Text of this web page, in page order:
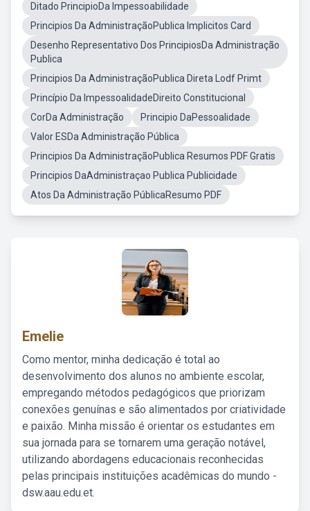
Ditado PrincipioDa Impessoabilidade
Principios Da AdministraçãoPublica Implicitos Card
Desenho Representativo Dos PrincipiosDa Administração
Publica
Principios Da AdministraçãoPublica Direta Lodf Primt
Princípio Da ImpessoalidadeDireito Constitucional
CorDa Administração
Principio DaPessoalidade
Valor ESDa Administração Pública
Principios Da AdministraçãoPublica Resumos PDF Gratis
Principios DaAdministraçao Publica Publicidade
Atos Da Administração PúblicaResumo PDF
Emelie
Como mentor, minha dedicação é total ao
desenvolvimento dos alunos no ambiente escolar,
empregando métodos pedagógicos que priorizam
conexões genuínas e são alimentados por criatividade
e paixão. Minha missão é orientar os estudantes em
sua jornada para se tornarem uma geração notável,
utilizando abordagens educacionais reconhecidas
pelas principais instituições acadêmicas do mundo -
dsw.aau.edu.et.